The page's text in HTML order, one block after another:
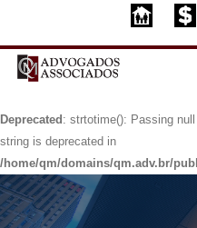
string is deprecated in
/home/qm/domains/qm.adv.br/
Deprecated : strtotime(): Passing
string is deprecated in
/home/qm/domains/qm.adv.br/